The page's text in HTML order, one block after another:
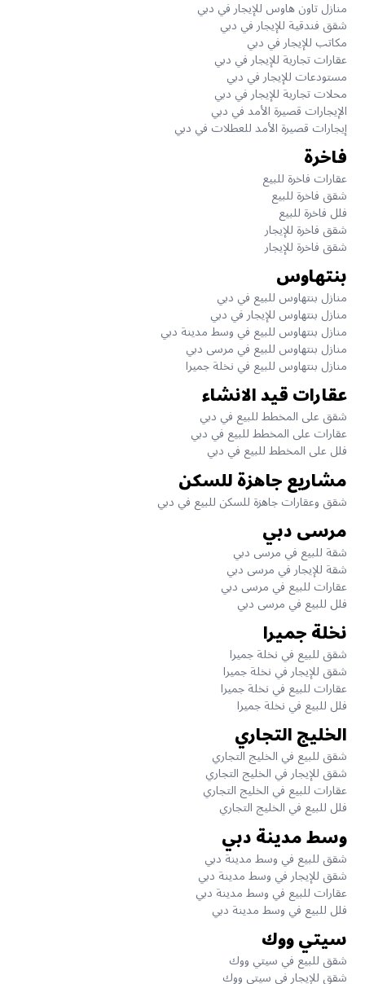
منازل تاون هاوس للإيجار في دبي
شقق فندقية للإيجار في دبي
مكاتب للإيجار في دبي
عقارات تجارية للإيجار في دبي
مستودعات للإيجار في دبي
محلات تجارية للإيجار في دبي
الإيجارات قصيرة الأمد في دبي
إيجارات قصيرة الأمد للعطلات في دبي
فاخرة
عقارات فاخرة للبيع
شقق فاخرة للبيع
فلل فاخرة للبيع
شقق فاخرة للإيجار
شقق فاخرة للإيجار
بنتهاوس
منازل بنتهاوس للبيع في دبي
منازل بنتهاوس للإيجار في دبي
منازل بنتهاوس للبيع في وسط مدينة دبي
منازل بنتهاوس للبيع في مرسى دبي
منازل بنتهاوس للبيع في نخلة جميرا
عقارات قيد الانشاء
شقق على المخطط للبيع في دبي
عقارات على المخطط للبيع في دبي
فلل على المخطط للبيع في دبي
مشاريع جاهزة للسكن
شقق وعقارات جاهزة للسكن للبيع في دبي
مرسى دبي
شقة للبيع في مرسى دبي
شقة للإيجار في مرسى دبي
عقارات للبيع في مرسى دبي
فلل للبيع في مرسى دبي
نخلة جميرا
شقق للبيع في نخلة جميرا
شقق للإيجار في نخلة جميرا
عقارات للبيع في نخلة جميرا
فلل للبيع في نخلة جميرا
الخليج التجاري
شقق للبيع في الخليج التجاري
شقق للإيجار في الخليج التجاري
عقارات للبيع في الخليج التجاري
فلل للبيع في الخليج التجاري
وسط مدينة دبي
شقق للبيع في وسط مدينة دبي
شقق للإيجار في وسط مدينة دبي
عقارات للبيع في وسط مدينة دبي
فلل للبيع في وسط مدينة دبي
سيتي ووك
شقق للبيع في سيتي ووك
شقق للإيجار في سيتي ووك